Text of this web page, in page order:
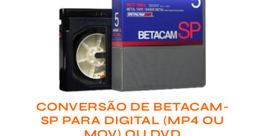
CONVERSÃO DE BETACAM-
SP PARA DIGITAL (MP4 OU